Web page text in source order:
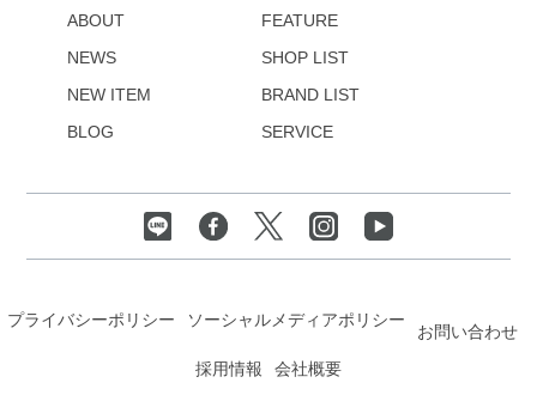
ABOUT
NEWS
NEW ITEM
BLOG
FEATURE
SHOP LIST
BRAND LIST
SERVICE
プライバシーポリシー ソーシャルメディアポリシー
お問い合わせ
採用情報
会社概要